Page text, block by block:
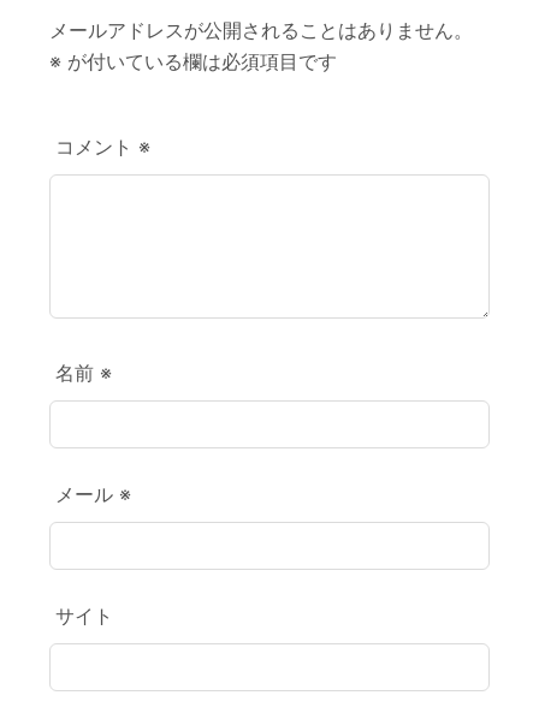
メールアドレスが公開されることはありません。
※ が付いている欄は必須項目です
コメント ※
名前 ※
メール ※
サイト